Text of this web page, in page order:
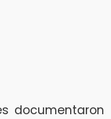
documentaron